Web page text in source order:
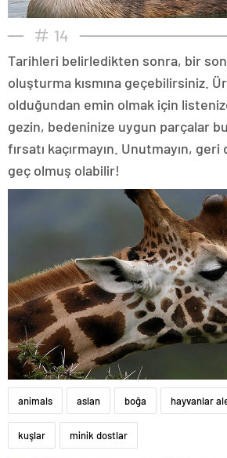
14
Tarihleri belirledikten sonra, bir
oluşturma kısmına geçebilirsiniz.
olduğundan emin olmak için
gezin, bedeninize uygun parçalar
fırsatı kaçırmayın. Unutmayın,
geç olmuş olabilir!
animals aslan boğa hayvanlar
kuşlar minik dostlar